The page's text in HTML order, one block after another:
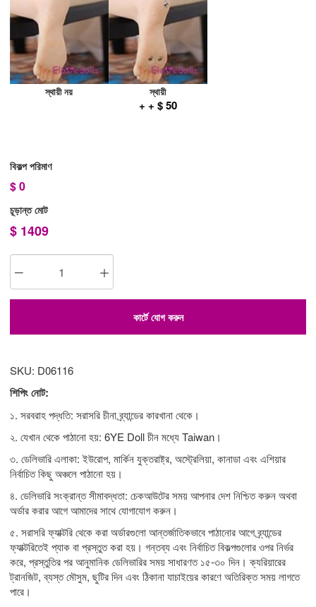
স্থায়ী নয় স্থায়ী
+ + $ 50
বিকল্প পরিমাণ
$0
চূড়ান্ত মোট
$ 1409
কার্টে যোগ করুন
SKU: D06116
শিপিং নোট:
১. সরবরাহ পদ্ধতি: সরাসরি চীনা ব্র্যান্ডের কারখানা থেকে।
২. যেখান থেকে পাঠানো হয়: 6YE Doll চীন মধ্যে Taiwan।
৩. ডেলিভারি এলাকা: ইউরোপ, মার্কিন যুক্তরাষ্ট্র, অস্ট্রেলিয়া, কানাডা এবং এশিয়ার
নির্বাচিত কিছু অঞ্চলে পাঠানো হয়।
৪. ডেলিভারি সংক্রান্ত সীমাবদ্ধতা: চেকআউটের সময় আপনার দেশ নিশ্চিত করুন অথবা
অর্ডার করার আগে আমাদের সাথে যোগাযোগ করুন।
৫. সরাসরি ফ্যাক্টরি থেকে করা অর্ডারগুলো আন্তর্জাতিকভাবে পাঠানোর আগে ব্র্যান্ডের
ফ্যাক্টরিতেই প্যাক বা প্রস্তুত করা হয়। গন্তব্য এবং নির্বাচিত বিকল্পগুলোর ওপর নির্ভর
করে, প্রস্তুতির পর আনুমানিক ডেলিভারির সময় সাধারণত ১৫-৩০ দিন। ক্যরিয়ারের
ট্রানজিট, ব্যস্ত মৌসুম, ছুটির দিন এবং ঠিকানা যাচাইয়ের কারণে অতিরিক্ত সময় লাগতে
পারে।